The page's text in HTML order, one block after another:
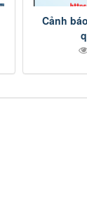
Cảnh